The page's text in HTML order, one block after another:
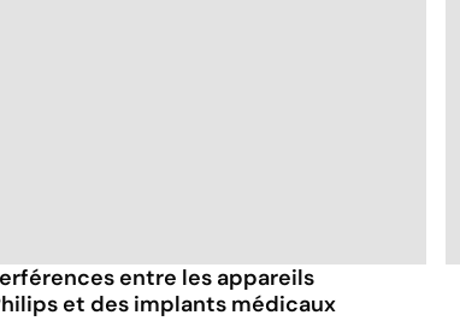
entre les appareils
et des implants médicaux